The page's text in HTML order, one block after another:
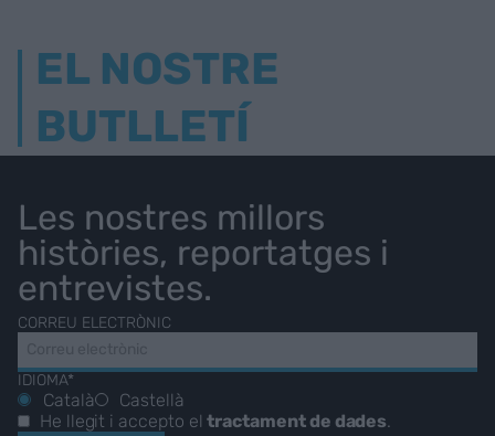
EL NOSTRE
BUTLLETÍ
Les nostres millors
històries, reportatges i
entrevistes.
CORREU ELECTRÒNIC
IDIOMA*
Català
Castellà
He llegit i accepto eltractament de dades.